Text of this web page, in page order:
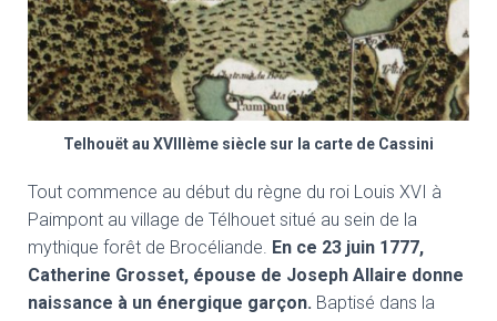
Telhouët au XVIIIème siècle sur la carte de Cassini
Tout commence au début du règne du roi Louis XVI à
Paimpont au village de Télhouet situé au sein de la
mythique forêt de Brocéliande. En ce 23 juin 1777,
Catherine Grosset, épouse de Joseph Allaire donne
naissance à un énergique garçon. Baptisé dans la